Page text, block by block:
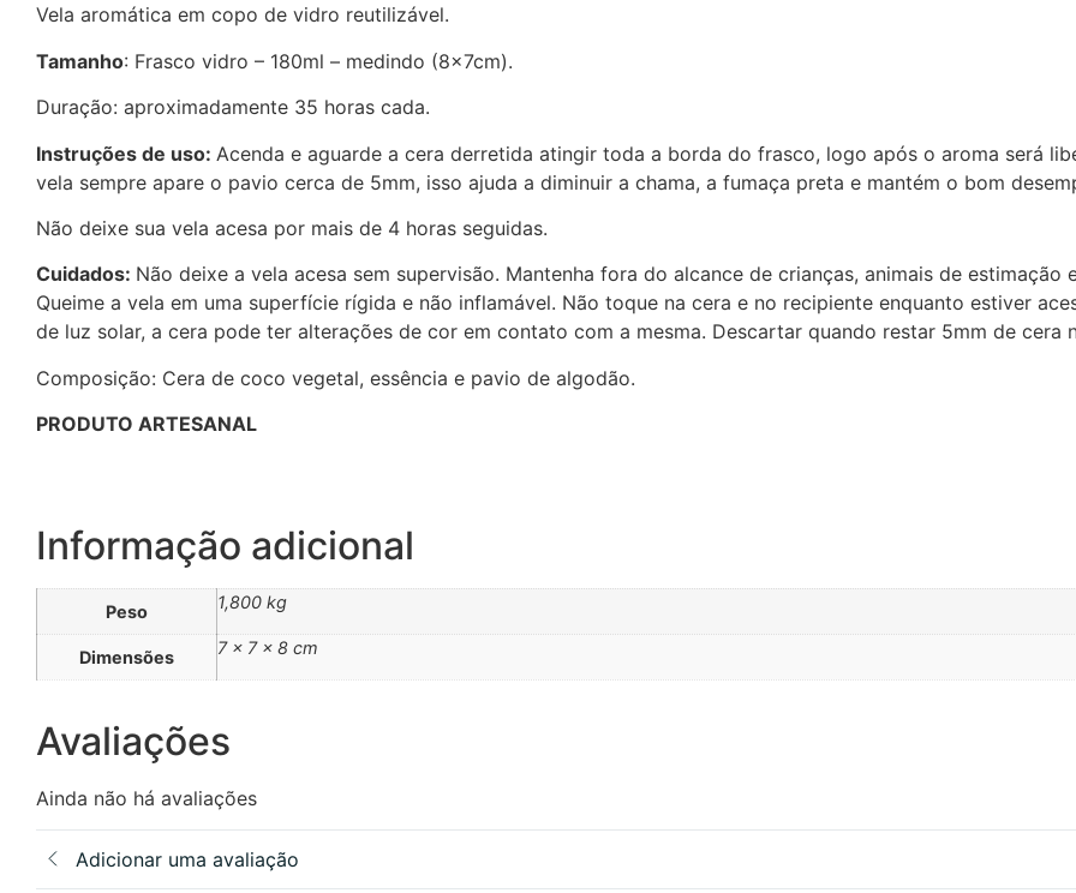
Vela aromática em copo de vidro reutilizável.
Tamanho: Frasco vidro – 180ml – medindo (8x7cm).
Duração: aproximadamente 35 horas cada.
Instruções de uso: Acenda e aguarde a cera derretida atingir toda a borda do frasco, logo após o aroma será
vela sempre apare o pavio cerca de 5mm, isso ajuda a diminuir a chama, a fumaça preta e mantém o bom
Não deixe sua vela acesa por mais de 4 horas seguidas.
Cuidados: Não deixe a vela acesa sem supervisão. Mantenha fora do alcance de crianças, animais de estimação
Queime a vela em uma superfície rígida e não inflamável. Não toque na cera e no recipiente enquanto estiver
de luz solar, a cera pode ter alterações de cor em contato com a mesma. Descartar quando restar 5mm de cera
Composição: Cera de coco vegetal, essência e pavio de algodão.
PRODUTO ARTESANAL
Informação adicional
Peso 1,800 kg
Dimensões 7 × 7 × 8 cm
Avaliações
Ainda não há avaliações
Adicionar uma avaliação